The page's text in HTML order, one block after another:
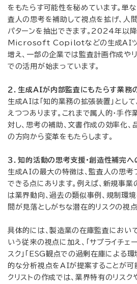
をもたらす可能性を秘めています。単
査人の思考を補助して視点を拡げ、人
パターンを抽出できます。2024年以
Microsoft Copilotなどの生成AIツ
増え、一部の企業では監査計画作成や
での活用が始まっています。
２．生成AIが内部監査にもたらす業務の
生成AIは「知的業務の拡張装置」とし
えつつあります。これまで属人的・手
対し、思考の補助、文書作成の効率化
の方向から変革をもたらします。
３．知的活動の思考支援・創造性補完へ
生成AIの最大の特徴は、監査人の思考
できる点にあります。例えば、新規事業
は業界動向、過去の類似事例、規制環
間が見落としがちな潜在的リスクの視点
具体的には、製造業の在庫監査において
いう従来の視点に加え、「サプライチェ
スク」「ESG観点での過剰在庫による環
的な分析視点をAIが提案することが可
クリストの作成では、業界特有のリス